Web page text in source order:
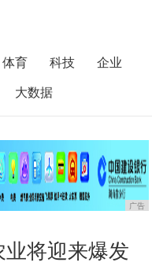
体育 科技
企业
大数据
广告
将迎来爆发